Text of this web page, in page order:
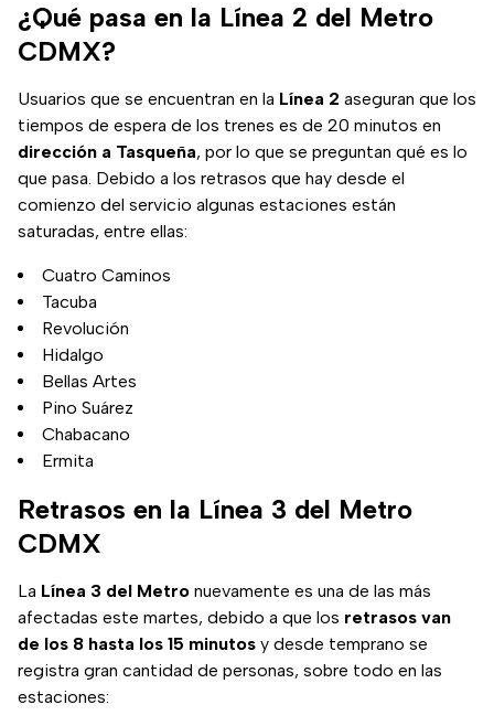
¿Qué pasa en la Línea 2 del Metro
CDMX?
Usuarios que se encuentran en la Línea 2 aseguran que los
tiempos de espera de los trenes es de 20 minutos en
dirección a Tasqueña, por lo que se preguntan qué es lo
que pasa. Debido a los retrasos que hay desde el
comienzo del servicio algunas estaciones están
saturadas, entre ellas:
Cuatro Caminos
Tacuba
Revolución
Hidalgo
Bellas Artes
Pino Suárez
Chabacano
Ermita
Retrasos en la Línea 3 del Metro
CDMX
La Línea 3 del Metro nuevamente es una de las más
afectadas este martes, debido a que los retrasos van
de los 8 hasta los 15 minutos y desde temprano se
registra gran cantidad de personas, sobre todo en las
estaciones: